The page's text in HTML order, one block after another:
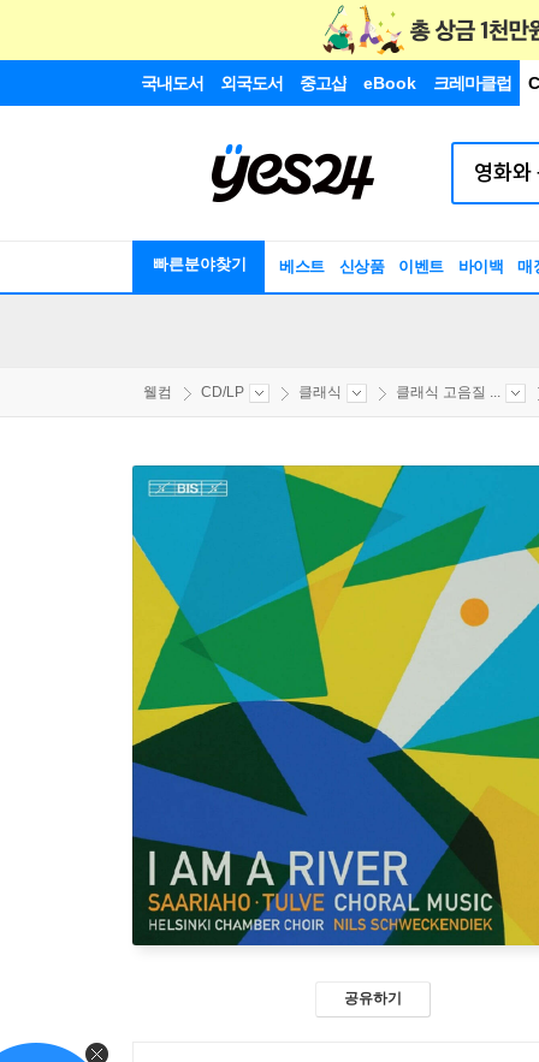
국내도서 외국도서 중고샵 eBook 크레마클럽
빠른분야찾기 베스트 신상품 이벤트 바이백 매
웰컴 CD/LP 클래식 클래식 고음질 ...
공유하기